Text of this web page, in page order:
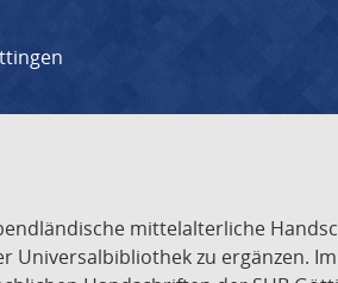
mittelalterliche
zu ergänzen.